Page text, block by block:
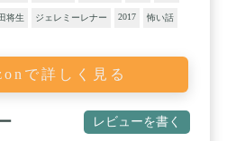
将生 ジェレミーレナー 2017 怖い話
で詳しく見る
レビューを書く